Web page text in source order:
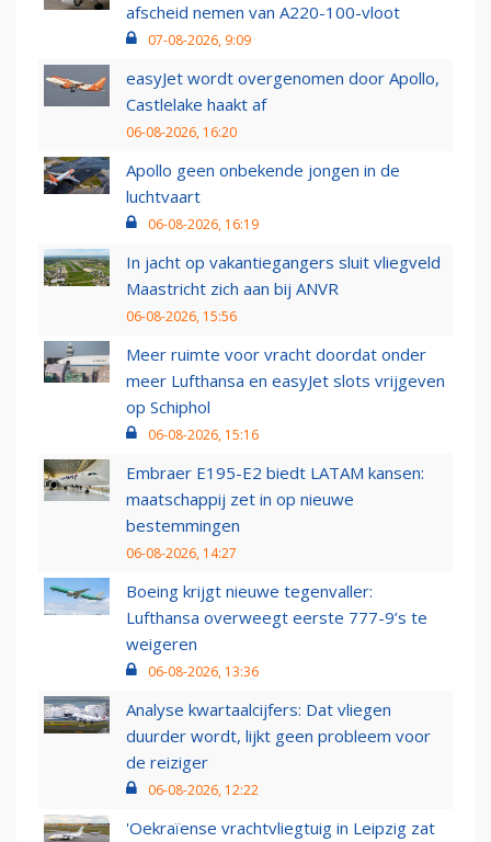
afscheid nemen van A220-100-vloot
07-08-2026, 9:09
easyJet wordt overgenomen door Apollo,
Castlelake haakt af
06-08-2026, 16:20
Apollo geen onbekende jongen in de
luchtvaart
06-08-2026, 16:19
In jacht op vakantiegangers sluit vliegveld
Maastricht zich aan bij ANVR
06-08-2026, 15:56
Meer ruimte voor vracht doordat onder
meer Lufthansa en easyJet slots vrijgeven
op Schiphol
06-08-2026, 15:16
Embraer E195-E2 biedt LATAM kansen:
maatschappij zet in op nieuwe
bestemmingen
06-08-2026, 14:27
Boeing krijgt nieuwe tegenvaller:
Lufthansa overweegt eerste 777-9’s te
weigeren
06-08-2026, 13:36
Analyse kwartaalcijfers: Dat vliegen
duurder wordt, lijkt geen probleem voor
de reiziger
06-08-2026, 12:22
'Oekraïense vrachtvliegtuig in Leipzig zat